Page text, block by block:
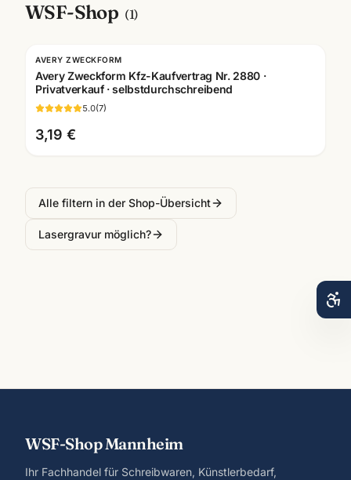
WSF-Shop (1)
AVERY ZWECKFORM
Avery Zweckform Kfz-Kaufvertrag Nr. 2880 ·
Privatverkauf · selbstdurchschreibend
5.0(7)
3,19 €
Alle filtern in der Shop-Übersicht
Lasergravur möglich?
WSF-Shop Mannheim
Ihr Fachhandel für Schreibwaren, Künstlerbedarf,